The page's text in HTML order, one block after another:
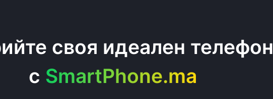
своя идеален телефон
c SmartPhone.ma